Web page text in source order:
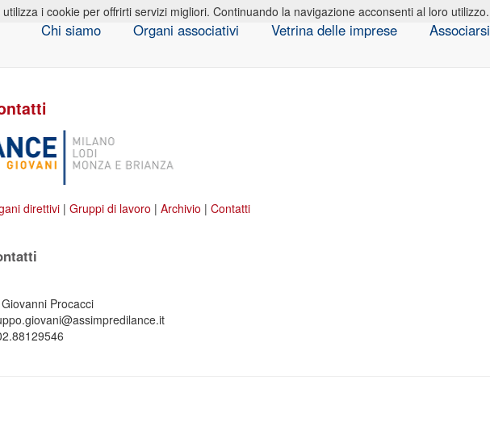
Chi siamo Organi associativi Vetrina delle imprese Associarsi
direttivi | Gruppi di lavoro | Archivio | Contatti
Procacci
i cookie per offrirti servizi migliori. Continuando la navigazione acconsenti al loro utilizzo.